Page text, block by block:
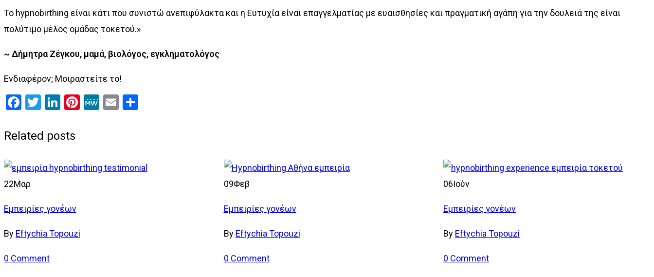
Το hypnobirthing είναι κάτι που συνιστώ ανεπιφύλακτα και η Ευτυχία είναι επαγγελματίας με ευαισθησίες και πραγματική αγάπη για την δουλειά της είναι
πολύτιμο μέλος ομάδας τοκετού.»
~ Δήμητρα Ζέγκου, μαμά, βιολόγος, εγκληματολόγος
Ενδιαφέρον; Μοιραστείτε το!
Facebook
Twitter
LinkedIn
Pinterest
MeWe
Email
Related posts
22Μαρ
Εμπειρίες γονέων
By Eftychia Topouzi
0 Comment
09Φεβ
Εμπειρίες γονέων
By Eftychia Topouzi
0 Comment
06Ιούν
Εμπειρίες γονέων
By Eftychia Topouzi
0 Comment